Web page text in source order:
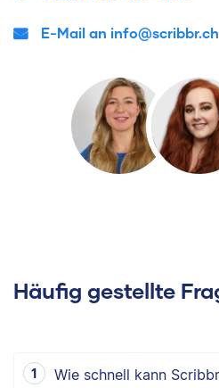
E-Mail an info@scribbr.ch
Häufig gestellte
Wie schnell kann